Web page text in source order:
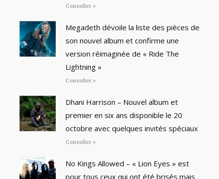
Consulter »
Megadeth dévoile la liste des pièces de
son nouvel album et confirme une
version réimaginée de « Ride The
Lightning »
Consulter »
Dhani Harrison – Nouvel album et
premier en six ans disponible le 20
octobre avec quelques invités spéciaux
Consulter »
No Kings Allowed – « Lion Eyes » est
pour tous ceux qui ont été brisés mais